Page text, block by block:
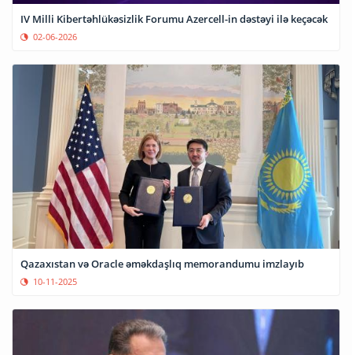
IV Milli Kibertəhlükəsizlik Forumu Azercell-in dəstəyi ilə keçəcək
02-06-2026
Qazaxıstan və Oracle əməkdaşlıq memorandumu imzlayıb
10-11-2025